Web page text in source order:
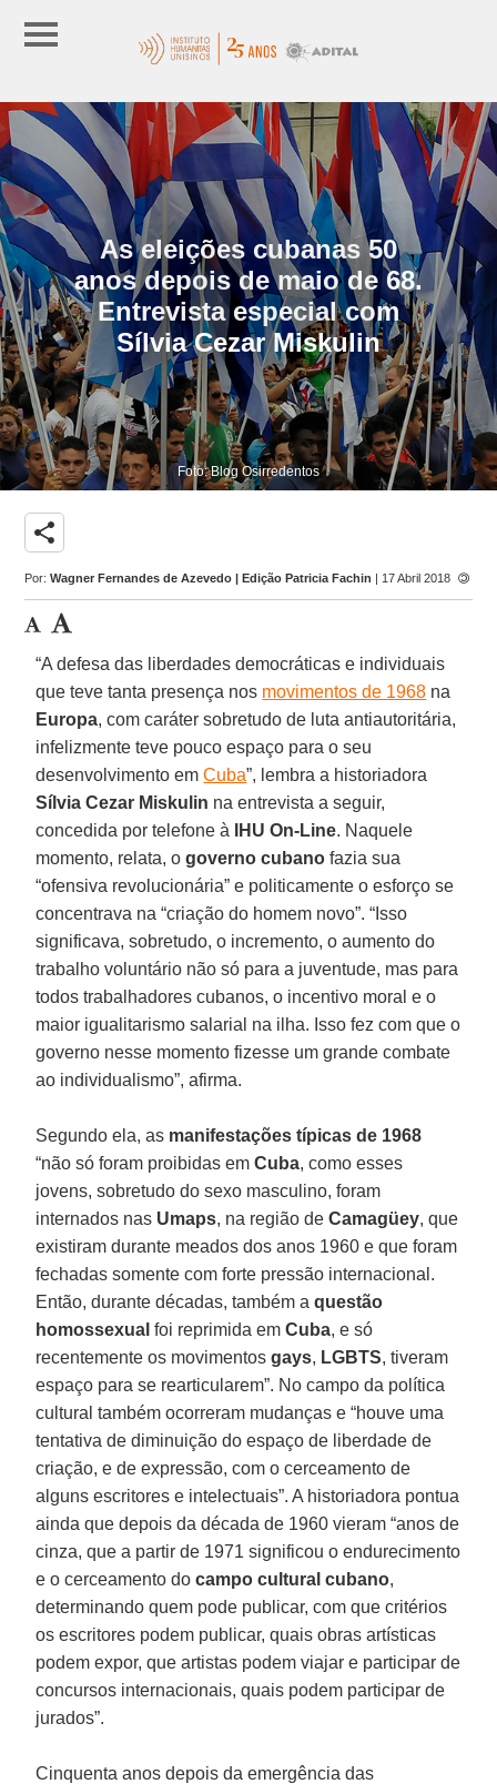
As eleições cubanas 50
anos depois de maio de 68.
Entrevista especial com
Sílvia Cezar Miskulin
Foto: Blog Osirredentos
share
Por:Wagner Fernandes de Azevedo | Edição Patricia Fachin | 17 Abril 2018
“A defesa das liberdades democráticas e individuais
que teve tanta presença nos movimentos de 1968 na
Europa, com caráter sobretudo de luta antiautoritária,
infelizmente teve pouco espaço para o seu
desenvolvimento emCuba”, lembra a historiadora
Sílvia Cezar Miskulin na entrevista a seguir,
concedida por telefone à
IHU On-Line. Naquele
momento, relata, o governo cubano fazia sua
“ofensiva revolucionária” e politicamente o esforço se
concentrava na “criação do homem novo”. “Isso
significava, sobretudo, o incremento, o aumento do
trabalho voluntário não só para a juventude, mas para
todos trabalhadores cubanos, o incentivo moral e o
maior igualitarismo salarial na ilha. Isso fez com que o
governo nesse momento fizesse um grande combate
ao individualismo”, afirma.
Segundo ela, as manifestações típicas de 1968
“não só foram proibidas emCuba, como esses
jovens, sobretudo do sexo masculino, foram
internados nas Umaps, na região deCamagüey, que
existiram durante meados dos anos 1960 e que foram
fechadas somente com forte pressão internacional.
Então, durante décadas, também a questão
homossexual foi reprimida emCuba, e só
recentemente os movimentosgays, LGBTS, tiveram
espaço para se rearticularem”. No campo da política
cultural também ocorreram mudanças e “houve uma
tentativa de diminuição do espaço de liberdade de
criação, e de expressão, com o cerceamento de
alguns escritores e intelectuais”. A historiadora pontua
ainda que depois da década de 1960 vieram “anos de
cinza, que a partir de 1971 significou o endurecimento
e o cerceamento docampo cultural cubano,
determinando quem pode publicar, com que critérios
os escritores podem publicar, quais obras artísticas
podem expor, que artistas podem viajar e participar de
concursos internacionais, quais podem participar de
jurados”.
Cinquenta anos depois da emergência das